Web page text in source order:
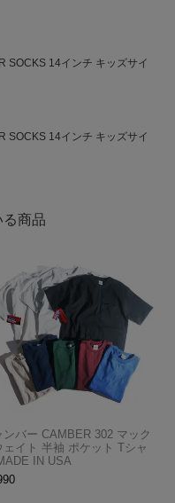
SOCKS 14インチ キッズサイ
SOCKS 14インチ キッズサイ
商品
ンバー CAMBER 302 マック
ェイト 半袖 ポケット Tシャ
IN USA